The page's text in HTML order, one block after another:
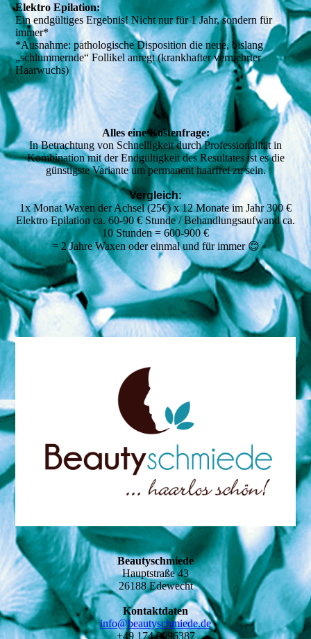
Elektro Epilation:
Ein endgültiges Ergebnis! Nicht nur für 1 Jahr, sondern für
immer*
*Ausnahme: pathologische Disposition die neue, bislang
„schlummernde“ Follikel anregt (krankhafter vermehrter
Haarwuchs)
Alles eine Kostenfrage:
In Betrachtung von Schnelligkeit durch Professionalität in
Kombination mit der Endgültigkeit des Resultates ist es die
günstigste Variante um permanent haarfrei zu sein.
Vergleich:
1x Monat Waxen der Achsel (25€) x 12 Monate im Jahr 300 €
Elektro Epilation ca. 60-90 € Stunde / Behandlungsaufwand ca.
10 Stunden = 600-900 €
= 2 Jahre Waxen oder einmal und für immer 😊
Beautyschmiede
Hauptstraße 43
26188 Edewecht
Kontaktdaten
info@beautyschmiede.de
+49 174 9096387